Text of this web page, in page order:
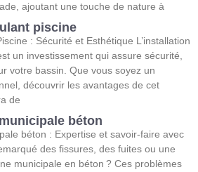
ajoutant une touche de nature à
piscine
: Sécurité et Esthétique L’installation
un investissement qui assure sécurité,
votre bassin. Que vous soyez un
découvrir les avantages de cet
de
béton
béton : Expertise et savoir-faire avec
des fissures, des fuites ou une
municipale en béton ? Ces problèmes